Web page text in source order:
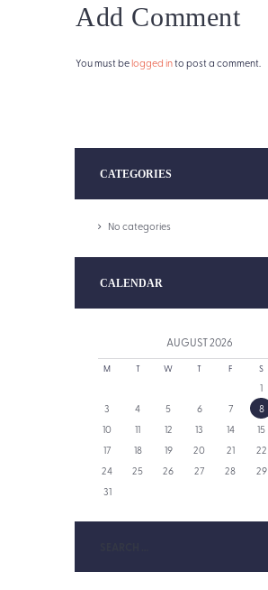
Add Comment
You must belogged into post a comment.
CATEGORIES
No categories
CALENDAR
AUGUST2026
M T W T F S
1
3
4 5 6 7 8
10
11 12 13 14 15
17
18 19 20 21 22
24
25 26 27 28 29
31